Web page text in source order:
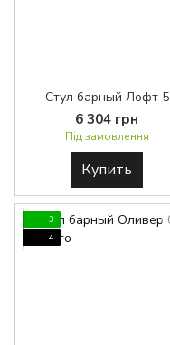
Стул барный Лофт 5
6 304 грн
Під замовлення
Купить
3
4